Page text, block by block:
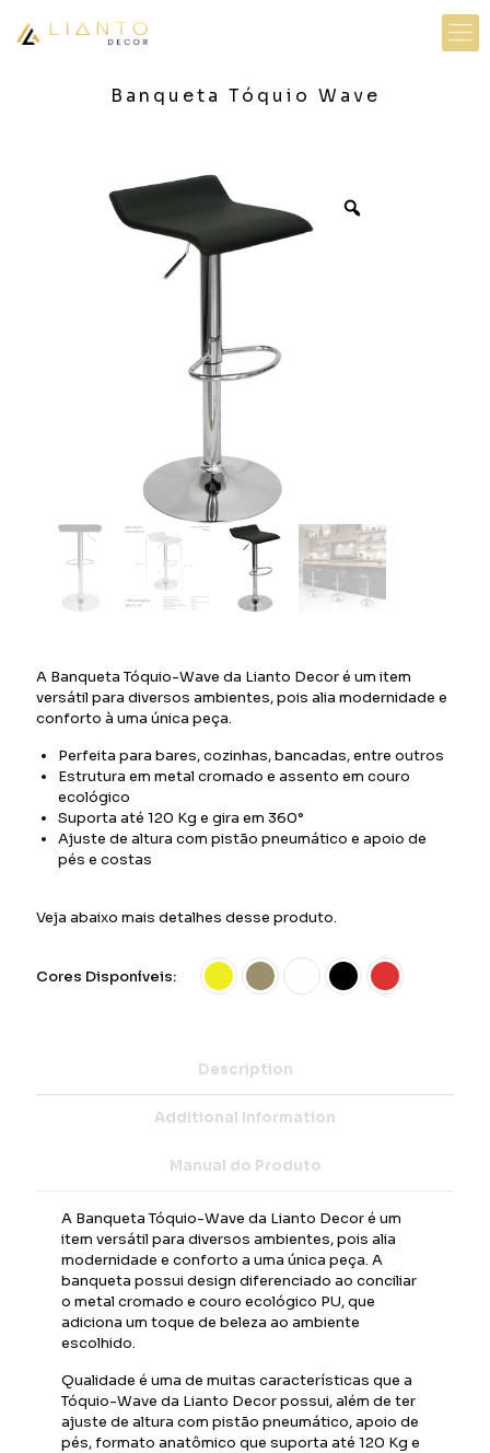
Banqueta Tóquio Wave
A Banqueta Tóquio-Wave da Lianto Decor é um item
versátil para diversos ambientes, pois alia modernidade e
conforto à uma única peça.
Perfeita para bares, cozinhas, bancadas, entre outros
Estrutura em metal cromado e assento em couro
ecológico
Suporta até 120 Kg e gira em 360°
Ajuste de altura com pistão pneumático e apoio de
pés e costas
Veja abaixo mais detalhes desse produto.
Cores Disponíveis:
Description
Additional Information
Manual do Produto
A Banqueta Tóquio-Wave da Lianto Decor é um
item versátil para diversos ambientes, pois alia
modernidade e conforto a uma única peça. A
banqueta possui design diferenciado ao conciliar
o metal cromado e couro ecológico PU, que
adiciona um toque de beleza ao ambiente
escolhido.
Qualidade é uma de muitas características que a
Tóquio-Wave da Lianto Decor possui, além de ter
ajuste de altura com pistão pneumático, apoio de
pés, formato anatômico que suporta até 120 Kg e